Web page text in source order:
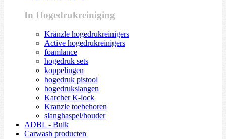
In Hogedrukreiniging
Kränzle hogedrukreinigers
Active hogedrukreinigers
foamlance
hogedruk sets
koppelingen
hogedruk pistool
hogedrukslangen
Karcher K-lock
Kranzle toebehoren
slanghaspel/houder
ADBL - Bulk
Carwash producten